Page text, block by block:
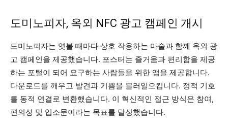
도미노피자, 옥외 NFC 광고 캠페인 개시
도미노피자는 엿볼 때마다 상호 작용하는 마술과 함께 옥외 광
고 캠페인을 제공했습니다. 포스터는 즐거움과 편리함을 제공
하는 포털이 되어 요구하는 사람들을 위한 앱을 제공합니다.
다운로드를 깨우고 발견과 기쁨을 불러일으킵니다. 정적 기호
를 동적 연결로 변환했습니다. 이 혁신적인 접근 방식은 참여,
편의성 및 입소문이라는 목표를 달성했습니다.